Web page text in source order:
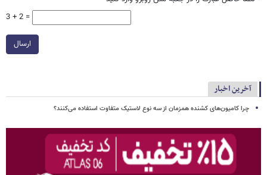
3 + 2 =
ارسال
آخرین اخبار
چرا کامیون‌های کشنده همزمان از سه نوع لاستیک متفاوت استفاده می‌کنند؟